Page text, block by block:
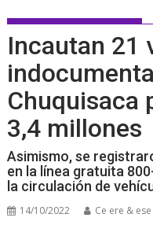
Incautan 21
Chuquisaca
3,4 millones
Asimismo, se
en la línea gratuita
la circulación de
14/10/2022 Ce ere & ese